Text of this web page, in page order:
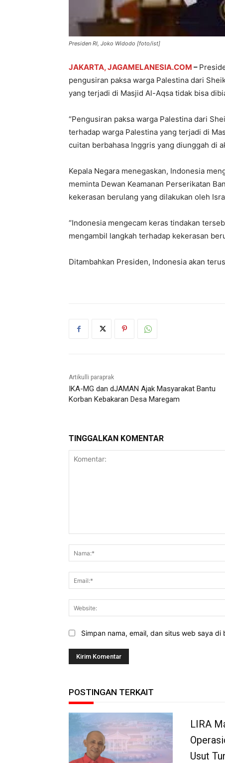
Presiden RI, Joko Widodo [foto/ist]
JAKARTA, JAGAMELANESIA.COM –
pengusiran paksa warga Palestina dari
yang terjadi di Masjid Al-Aqsa tidak bisa
“Pengusiran paksa warga Palestina dari
terhadap warga Palestina yang terjadi di
cuitan berbahasa Inggris yang diunggah di
Kepala Negara menegaskan, Indonesia
meminta Dewan Keamanan Perserikatan
kekerasan berulang yang dilakukan oleh
“Indonesia mengecam keras tindakan
mengambil langkah terhadap kekerasan
Ditambahkan Presiden, Indonesia akan
Artikulli paraprak
IKA-MG dan dJAMAN Ajak Masyarakat Bantu
Korban Kebakaran Desa Maregam
TINGGALKAN KOMENTAR
Simpan nama, email, dan situs web saya
POSTINGAN TERKAIT
LIRA
Usut